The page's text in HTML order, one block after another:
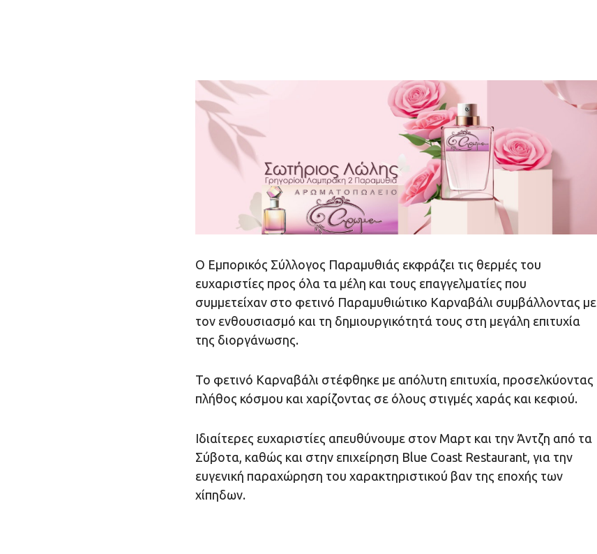
Ο Εμπορικός Σύλλογος Παραμυθιάς εκφράζει τις θερμές του
ευχαριστίες προς όλα τα μέλη και τους επαγγελματίες που
συμμετείχαν στο φετινό Παραμυθιώτικο Καρναβάλι συμβάλλοντας με
τον ενθουσιασμό και τη δημιουργικότητά τους στη μεγάλη επιτυχία
της διοργάνωσης.
Το φετινό Καρναβάλι στέφθηκε με απόλυτη επιτυχία, προσελκύοντας
πλήθος κόσμου και χαρίζοντας σε όλους στιγμές χαράς και κεφιού.
Ιδιαίτερες ευχαριστίες απευθύνουμε στον Μαρτ και την Άντζη από τα
Σύβοτα, καθώς και στην επιχείρηση Blue Coast Restaurant, για την
ευγενική παραχώρηση του χαρακτηριστικού βαν της εποχής των
χίπηδων.